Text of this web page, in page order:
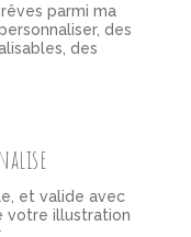
parmi ma
des
des
et valide avec
votre illustration